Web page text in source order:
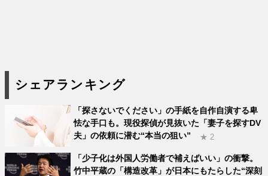
シェアランキング
「探さないでください」の手紙を自作自演する卑
怯な手口も。現役探偵が見抜いた「妻子を探すDV
夫」の依頼に潜む“本当の狙い”
★ 2
「少子化は外国人労働者で補えばいい」の衝撃。
竹中平蔵の「構造改革」が日本にもたらした“深刻